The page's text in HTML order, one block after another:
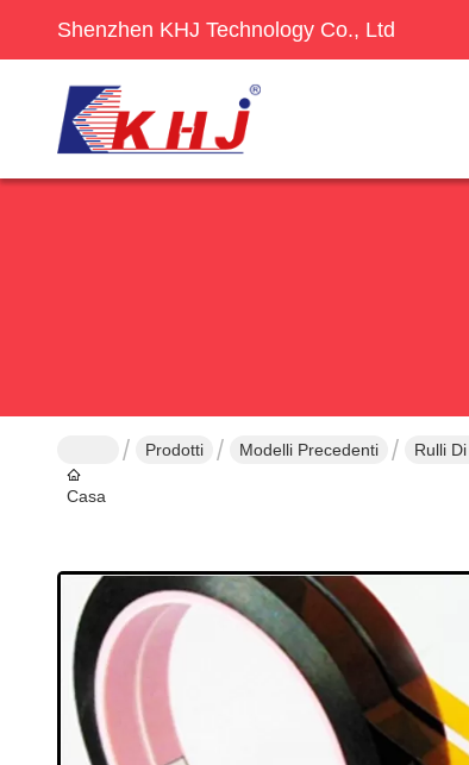
Shenzhen KHJ Technology Co., Ltd
Casa
Prodotti Modelli Precedenti Rulli